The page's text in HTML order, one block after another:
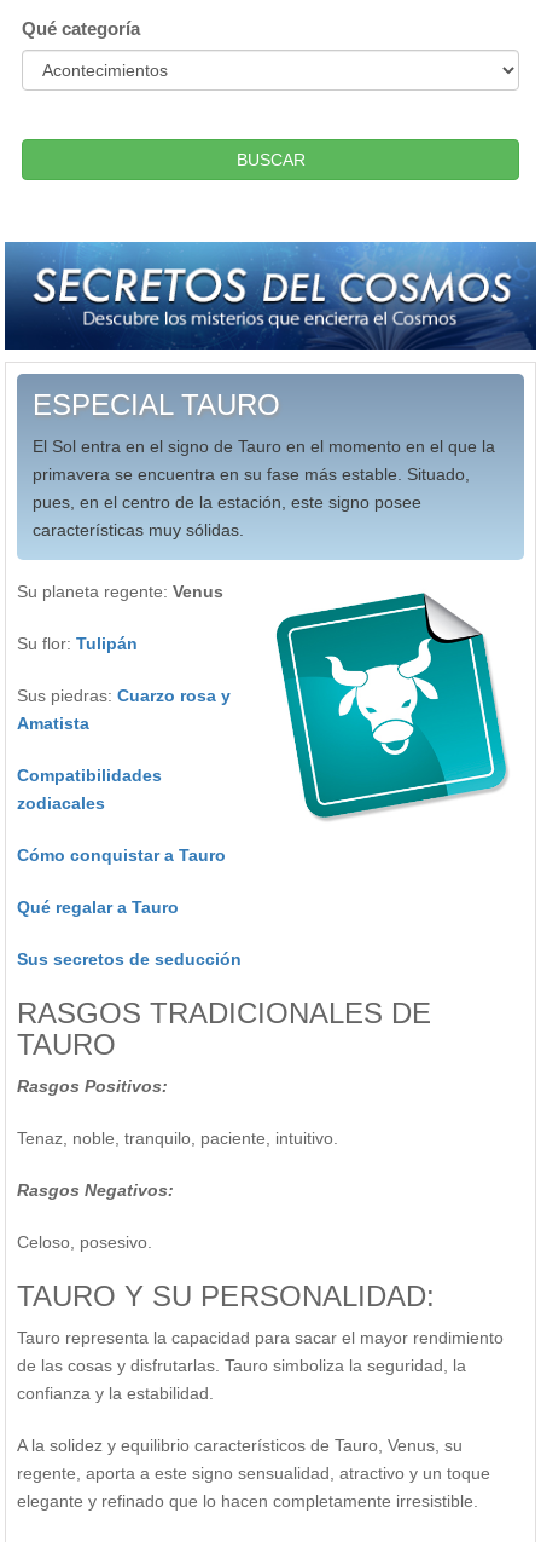
Qué categoría
BUSCAR
ESPECIAL TAURO
El Sol entra en el signo de Tauro en el momento en el que la
primavera se encuentra en su fase más estable. Situado,
pues, en el centro de la estación, este signo posee
características muy sólidas.
Su planeta regente:Venus
Su flor:Tulipán
Sus piedras:Cuarzo rosa y
Amatista
Compatibilidades
zodiacales
Cómo conquistar a Tauro
Qué regalar a Tauro
Sus secretos de seducción
RASGOS TRADICIONALES DE
TAURO
Rasgos Positivos:
Tenaz, noble, tranquilo, paciente, intuitivo.
Rasgos Negativos:
Celoso, posesivo.
TAURO Y SU PERSONALIDAD:
Tauro representa la capacidad para sacar el mayor rendimiento
de las cosas y disfrutarlas. Tauro simboliza la seguridad, la
confianza y la estabilidad.
A la solidez y equilibrio característicos de Tauro, Venus, su
regente, aporta a este signo sensualidad, atractivo y un toque
elegante y refinado que lo hacen completamente irresistible.